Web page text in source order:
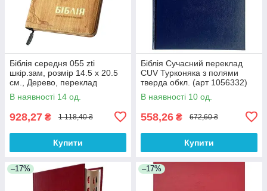
Біблія середня 055 zti
шкір.зам, розмір 14.5 х 20.5
см., Дерево, переклад
Огієнко (арт. 1015610)
В наявності 14 од.
928,27 ₴ 1 118,40 ₴
Купити
Біблія Сучасний переклад
CUV Турконяка з полями
тверда обкл. (арт 1056332)
Синя
В наявності 10 од.
558,26 ₴ 672,60 ₴
Купити
–17% –17%